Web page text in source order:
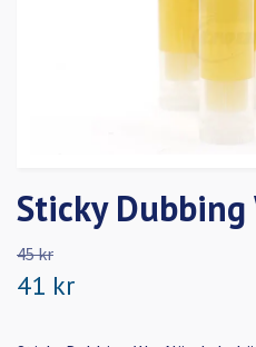
Sticky Dubbing
45 kr
41 kr